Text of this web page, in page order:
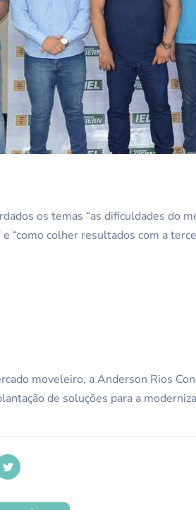
os temas “as dificuldades do
“como colher resultados com a
moveleiro, a Anderson Rios
de soluções para a